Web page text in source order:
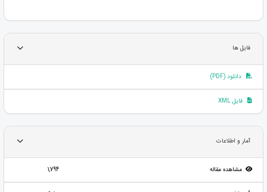
فایل ها
دانلود (PDF)
فایل XML
آمار و اطلاعات
مشاهده مقاله 1,794